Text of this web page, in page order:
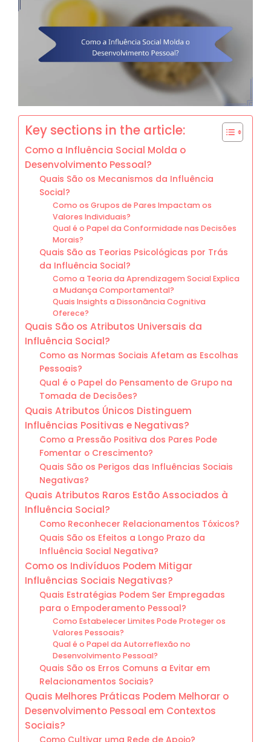
Key sections in the article:
Como a Influência Social Molda o
Desenvolvimento Pessoal?
Quais São os Mecanismos da Influência
Social?
Como os Grupos de Pares Impactam os
Valores Individuais?
Qual é o Papel da Conformidade nas Decisões
Morais?
Quais São as Teorias Psicológicas por Trás
da Influência Social?
Como a Teoria da Aprendizagem Social Explica
a Mudança Comportamental?
Quais Insights a Dissonância Cognitiva
Oferece?
Quais São os Atributos Universais da
Influência Social?
Como as Normas Sociais Afetam as Escolhas
Pessoais?
Qual é o Papel do Pensamento de Grupo na
Tomada de Decisões?
Quais Atributos Únicos Distinguem
Influências Positivas e Negativas?
Como a Pressão Positiva dos Pares Pode
Fomentar o Crescimento?
Quais São os Perigos das Influências Sociais
Negativas?
Quais Atributos Raros Estão Associados à
Influência Social?
Como Reconhecer Relacionamentos Tóxicos?
Quais São os Efeitos a Longo Prazo da
Influência Social Negativa?
Como os Indivíduos Podem Mitigar
Influências Sociais Negativas?
Quais Estratégias Podem Ser Empregadas
para o Empoderamento Pessoal?
Como Estabelecer Limites Pode Proteger os
Valores Pessoais?
Qual é o Papel da Autorreflexão no
Desenvolvimento Pessoal?
Quais São os Erros Comuns a Evitar em
Relacionamentos Sociais?
Quais Melhores Práticas Podem Melhorar o
Desenvolvimento Pessoal em Contextos
Sociais?
Como Cultivar uma Rede de Apoio?